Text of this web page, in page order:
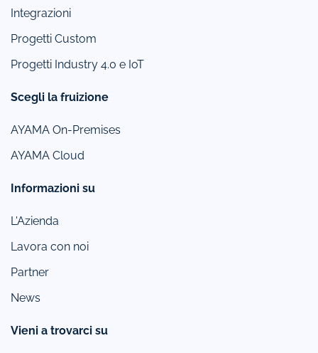
Integrazioni
Progetti Custom
Progetti Industry 4.0 e IoT
Scegli la fruizione
AYAMA On-Premises
AYAMA Cloud
Informazioni su
L'Azienda
Lavora con noi
Partner
News
Vieni a trovarci su